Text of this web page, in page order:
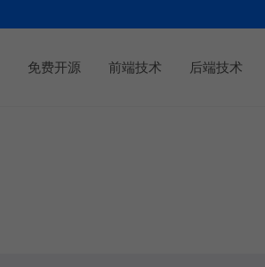
免费开源 前端技术 后端技术